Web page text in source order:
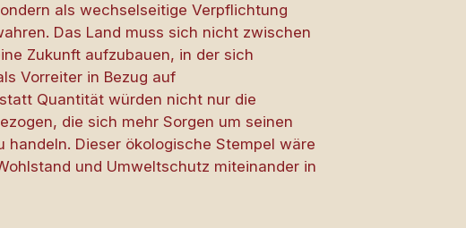
als wechselseitige Verpflichtung
Das Land muss sich nicht zwischen
Zukunft aufzubauen, in der sich
Vorreiter in Bezug auf
Quantität würden nicht nur die
die sich mehr Sorgen um seinen
Dieser ökologische Stempel wäre
und Umweltschutz miteinander in